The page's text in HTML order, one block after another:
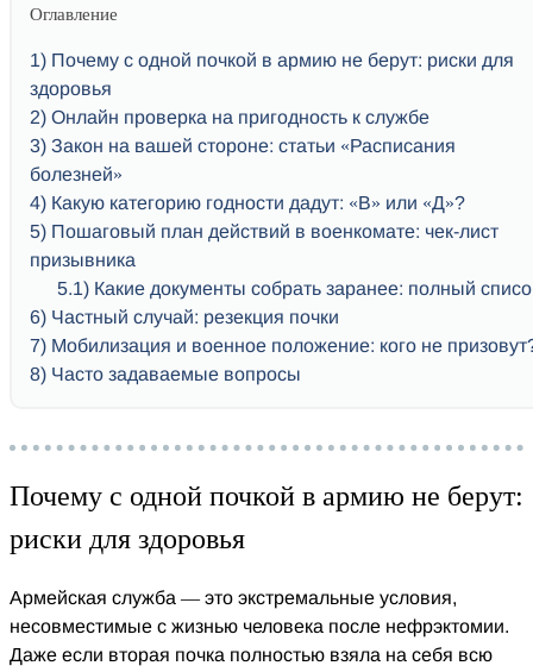
Оглавление
1
Почему с одной почкой в армию не берут: риски для
здоровья
2 Онлайн проверка на пригодность к службе
3 Закон на вашей стороне: статьи «Расписания
болезней»
4
Какую категорию годности дадут: «В» или «Д»?
5
Пошаговый план действий в военкомате: чек-лист
призывника
5.1 Какие документы собрать заранее: полный
6 Частный случай: резекция почки
7
Мобилизация и военное положение: кого не
8 Часто задаваемые вопросы
Почему с одной почкой в армию не берут:
риски для здоровья
Армейская служба — это экстремальные условия,
несовместимые с жизнью человека после нефрэктомии.
Даже если вторая почка полностью взяла на себя всю